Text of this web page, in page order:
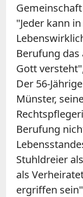
"Jeder kann
Berufung
Gott
Der 56-
Münster,
Berufung
Stuhldreier
als
ergriffen